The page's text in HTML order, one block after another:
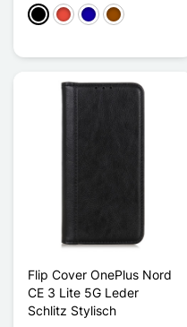
Schwarz
Rot Dunkelblau
Braun
Flip Cover OnePlus Nord
CE 3 Lite 5G Leder
Schlitz Stylisch